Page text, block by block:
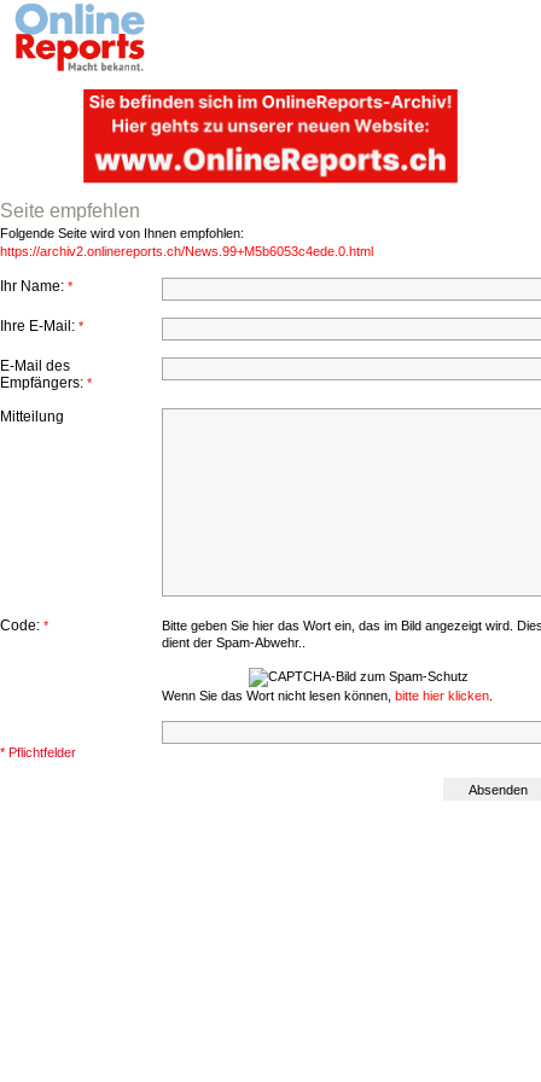
Seite empfehlen
Folgende Seite wird von Ihnen empfohlen:
https://archiv2.onlinereports.ch/News.99+M5b6053c4ede.0.html
Ihr Name: *
Ihre E-Mail: *
E-Mail des
Empfängers: *
Mitteilung
Code: *
Bitte geben Sie hier das Wort ein, das im Bild angezeigt wird.
dient der Spam-Abwehr..
Wenn Sie das Wort nicht lesen können, bitte hier klicken
* Pflichtfelder